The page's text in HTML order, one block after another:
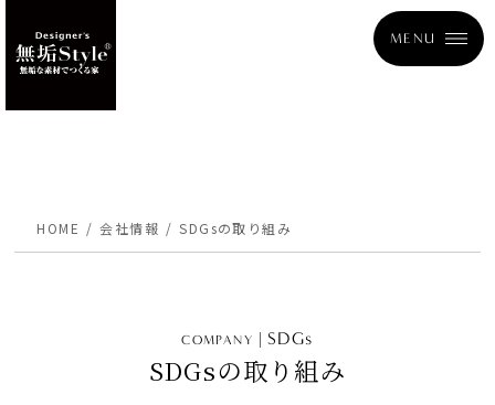
MENU
HOME 会社情報 SDGsの取り組み
COMPANY SDGs
SDGsの取り組み